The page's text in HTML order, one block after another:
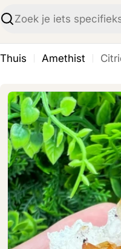
Zoekopdracht
Thuis Amethist